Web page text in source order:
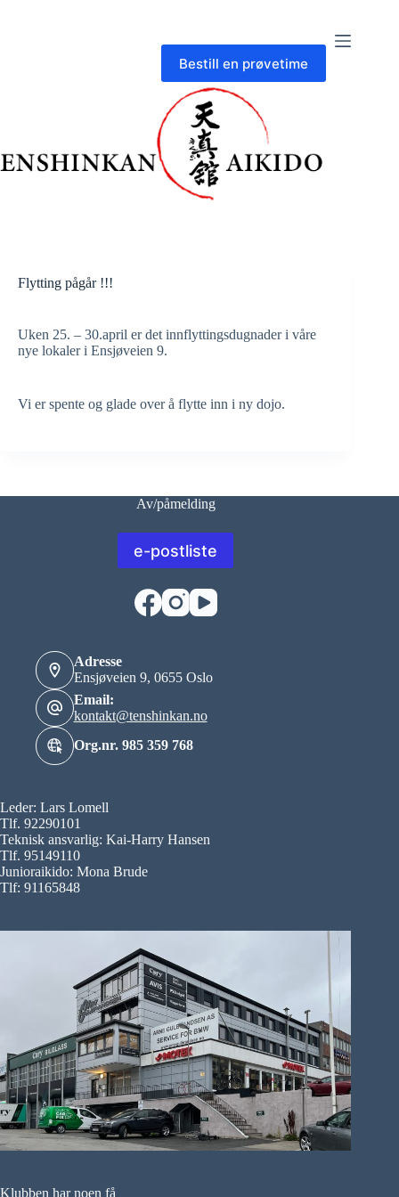
Bestill en prøvetime
Flytting pågår !!!
Uken 25. – 30.april er det innflyttingsdugnader i våre
nye lokaler i Ensjøveien 9.
Vi er spente og glade over å flytte inn i ny dojo.
Av/påmelding
e-postliste
Adresse
Ensjøveien 9, 0655 Oslo
Email:
kontakt@tenshinkan.no
Org.nr. 985 359 768
Leder: Lars Lomell
Tlf. 92290101
Teknisk ansvarlig: Kai-Harry Hansen
Tlf. 95149110
Junioraikido: Mona Brude
Tlf: 91165848
Klubben har noen få